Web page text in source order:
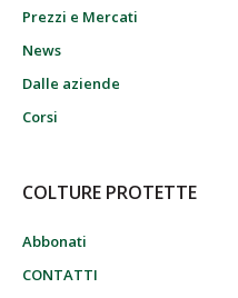
Prezzi e Mercati
News
Dalle aziende
Corsi
COLTURE PROTETTE
Abbonati
CONTATTI